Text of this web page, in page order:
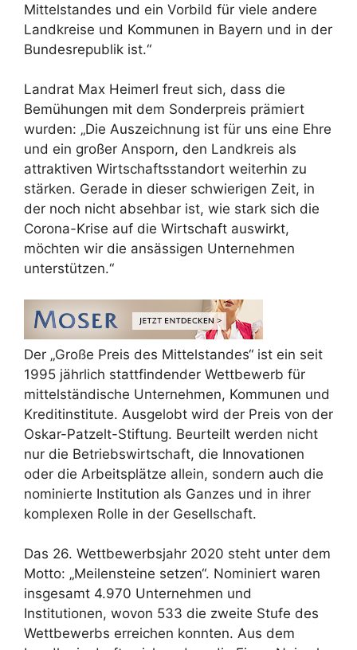
Mittelstandes und ein Vorbild für viele andere
Landkreise und Kommunen in Bayern und in der
Bundesrepublik ist.“
Landrat Max Heimerl freut sich, dass die
Bemühungen mit dem Sonderpreis prämiert
wurden: „Die Auszeichnung ist für uns eine Ehre
und ein großer Ansporn, den Landkreis als
attraktiven Wirtschaftsstandort weiterhin zu
stärken. Gerade in dieser schwierigen Zeit, in
der noch nicht absehbar ist, wie stark sich die
Corona-Krise auf die Wirtschaft auswirkt,
möchten wir die ansässigen Unternehmen
unterstützen.“
Der „Große Preis des Mittelstandes“ ist ein seit
1995 jährlich stattfindender Wettbewerb für
mittelständische Unternehmen, Kommunen und
Kreditinstitute. Ausgelobt wird der Preis von der
Oskar-Patzelt-Stiftung. Beurteilt werden nicht
nur die Betriebswirtschaft, die Innovationen
oder die Arbeitsplätze allein, sondern auch die
nominierte Institution als Ganzes und in ihrer
komplexen Rolle in der Gesellschaft.
Das 26. Wettbewerbsjahr 2020 steht unter dem
Motto: „Meilensteine setzen“. Nominiert waren
insgesamt 4.970 Unternehmen und
Institutionen, wovon 533 die zweite Stufe des
Wettbewerbs erreichen konnten. Aus dem